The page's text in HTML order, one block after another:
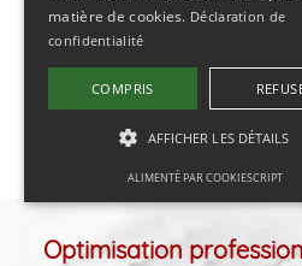
Optimisation
matière de cookies. Déclaration de
confidentialité
COMPRIS
AFFICHER LES DÉTAILS
ALIMENTÉ PAR COOKIESCRIPT